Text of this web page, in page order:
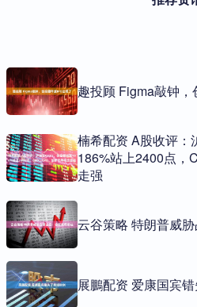
趣投顾 Figma敲钟
楠希配资 A股收评：
186%站上2400点，
走强
云谷策略 特朗普威
展鵬配资 爱康国宾